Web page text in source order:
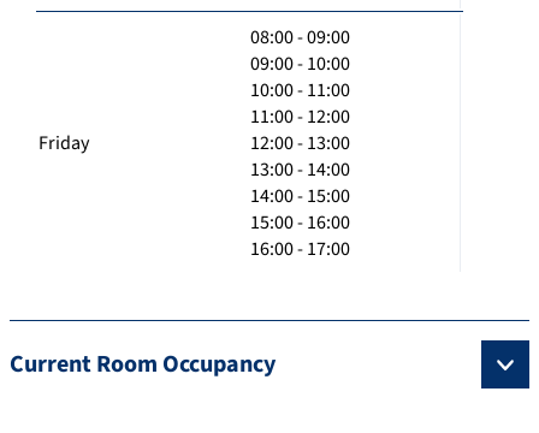
Friday
08:00 - 09:00
09:00 - 10:00
10:00 - 11:00
11:00 - 12:00
12:00 - 13:00
13:00 - 14:00
14:00 - 15:00
15:00 - 16:00
16:00 - 17:00
Current Room Occupancy